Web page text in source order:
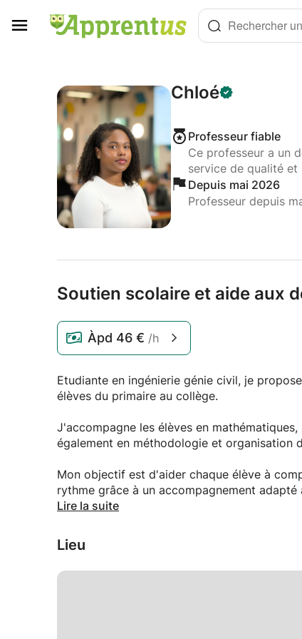
Rechercher
Chloé
Professeur fiable
Ce professeur a un
service de qualité et
Depuis mai 2026
Professeur depuis
Soutien scolaire et aide aux
Àpd 46 € /h
Etudiante en ingénierie génie civil, je
élèves du primaire au collège.
J'accompagne les élèves en
également en méthodologie et organisation
Mon objectif est d'aider chaque élève à
rythme grâce à un accompagnement adapté
-aide aux devoirs,
-révisions pour contrôles et examens,
-explications de cours,
Lire la suite
Lieu